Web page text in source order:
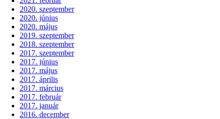
2020. szeptember
2020. június
2020. május
2019. szeptember
2018. szeptember
2017. szeptember
2017. június
2017. május
2017. április
2017. március
2017. február
2017. január
2016. december